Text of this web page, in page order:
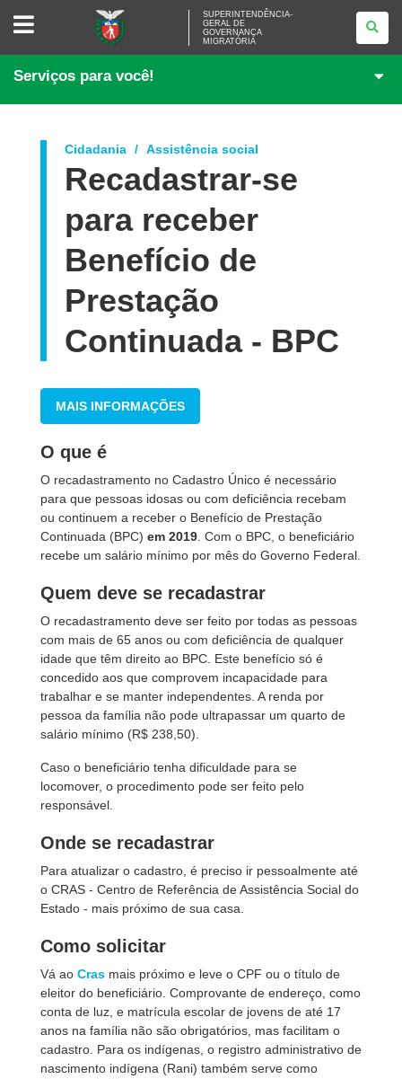
SUPERINTENDÊNCIA-
GOVERNANÇA
SUPERINTENDÊNCIA-
GERAL DE
GOVERNANÇA
MIGRATÓRIA
Serviços para você!
Cidadania Assistência social
Recadastrar-se
para receber
Benefício de
Prestação
Continuada - BPC
MAIS INFORMAÇÕES
O que é
O recadastramento no Cadastro Único é necessário
para que pessoas idosas ou com deficiência recebam
ou continuem a receber o Benefício de Prestação
Continuada (BPC) em 2019 . Com o BPC, o beneficiário
recebe um salário mínimo por mês do Governo Federal.
Quem deve se recadastrar
O recadastramento deve ser feito por todas as pessoas
com mais de 65 anos ou com deficiência de qualquer
idade que têm direito ao BPC. Este benefício só é
concedido aos que comprovem incapacidade para
trabalhar e se manter independentes. A renda por
pessoa da família não pode ultrapassar um quarto de
salário mínimo (R$ 238,50).
Caso o beneficiário tenha dificuldade para se
locomover, o procedimento pode ser feito pelo
responsável.
Onde se recadastrar
Para atualizar o cadastro, é preciso ir pessoalmente até
o CRAS - Centro de Referência de Assistência Social do
Estado - mais próximo de sua casa.
Como solicitar
Vá ao Cras mais próximo e leve o CPF ou o título de
eleitor do beneficiário. Comprovante de endereço, como
conta de luz, e matrícula escolar de jovens de até 17
anos na família não são obrigatórios, mas facilitam o
cadastro. Para os indígenas, o registro administrativo de
nascimento indígena (Rani) também serve como